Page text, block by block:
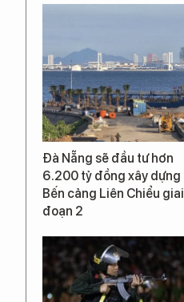
Đà Nẵng sẽ đầu tư hơn
6.200 tỷ đồng xây dựng
Bến cảng Liên Chiểu giai
đoạn 2